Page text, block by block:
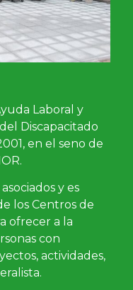
Laboral y
Discapacitado
en el seno de
y es
los Centros de
ofrecer a la
con
actividades,